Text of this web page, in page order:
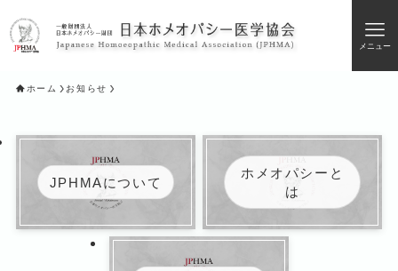
メニュー
ホーム お知らせ
JPHMAについて
ホメオパシーと
は